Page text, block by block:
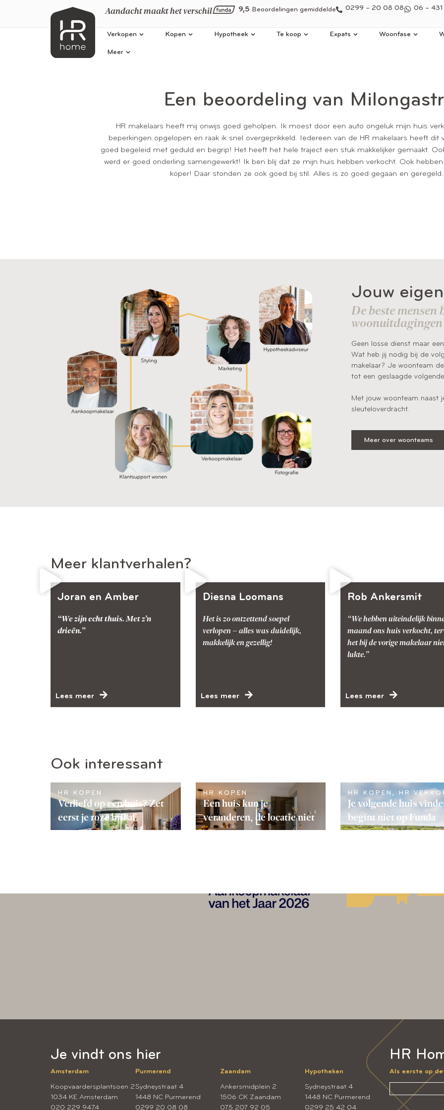
Aandacht maakt het verschil 9,5 Beoordelingen gemiddelde 0299 – 20 08 08 06 –
Verkopen Kopen Hypotheek Te koop Expats Woonfase
Meer
Een beoordeling van
HR makelaars heeft mij onwijs goed geholpen. Ik moest door een auto ongeluk mijn huis
beperkingen opgelopen en raak ik snel overgeprikkeld. Iedereen van de HR makelaars heeft
goed begeleid met geduld en begrip! Het heeft het hele traject een stuk makkelijker gemaakt.
werd er goed onderling samengewerkt! Ik ben blij dat ze mijn huis hebben verkocht. Ook
koper! Daar stonden ze ook goed bij stil. Alles is zo goed gegaan en geregeld.
Jouw
De beste mensen
woonuitdagingen
Geen losse dienst maar
Wat heb jij nodig bij de
makelaar? Je woonteam
tot een geslaagde
Met jouw woonteam naast
sleuteloverdracht.
Meer over woonteams
Meer klantverhalen?
Joran en Amber
“We zijn echt thuis. Met z’n
drieën.”
Lees meer
Diesna Loomans
Het is zo ontzettend soepel
verlopen – alles was duidelijk,
makkelijk en gezellig!
Lees meer
Rob Ankersmit
“We hebben uiteindelijk
maand ons huis verkocht,
het bij de vorige makelaar
lukte.”
Lees meer
Ook interessant
HR KOPEN
Verliefd op een huis? Zet
eerst je roze bril af
HR KOPEN
Een huis kun je
veranderen, de locatie niet
HR KOPEN , HR
Je volgende huis
begint niet op Funda
Je vindt ons hier
Amsterdam
Koopvaardersplantsoen 2
1034 KE Amsterdam
020 229 9474
Purmerend
Sydneystraat 4
1448 NC Purmerend
0299 20 08 08
Zaandam
Ankersmidplein 2
1506 CK Zaandam
075 207 92 05
Hypotheken
Sydneystraat 4
1448 NC Purmerend
0299 25 42 04
HR
Als eerste op